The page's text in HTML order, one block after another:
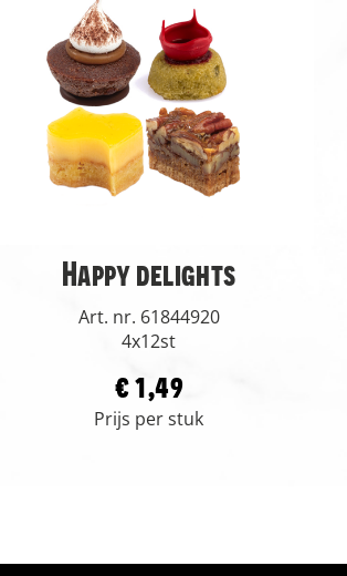
Happy delights
Art. nr. 61844920
4x12st
€ 1,49
Prijs per stuk